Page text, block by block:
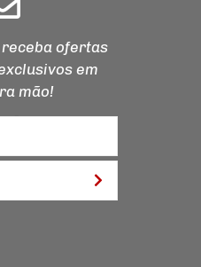
ofertas
em
mão!